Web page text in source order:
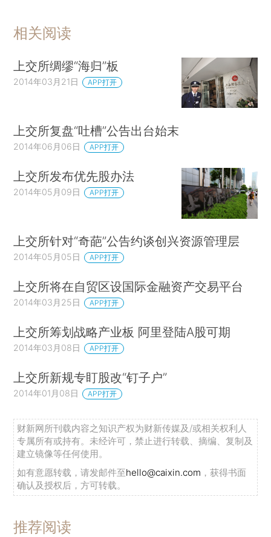
相关阅读
上交所绸缪“海归”板
2014年03月21日 APP打开
上交所复盘“吐槽”公告出台始末
2014年06月06日 APP打开
上交所发布优先股办法
2014年05月09日 APP打开
上交所针对“奇葩”公告约谈创兴资源管理层
2014年05月05日 APP打开
上交所将在自贸区设国际金融资产交易平台
2014年03月25日 APP打开
上交所筹划战略产业板 阿里登陆A股可期
2014年03月08日 APP打开
上交所新规专盯股改“钉子户”
2014年01月08日 APP打开
财新网所刊载内容之知识产权为财新传媒及/或相关权利人
专属所有或持有。未经许可，禁止进行转载、摘编、复制及
建立镜像等任何使用。
如有意愿转载，请发邮件至hello@caixin.com ，获得书面
确认及授权后，方可转载。
推荐阅读